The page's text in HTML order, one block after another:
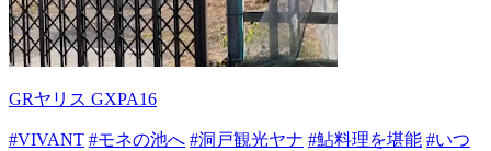
GRヤリス GXPA16
#VIVANT #モネの池へ #洞戸観光ヤナ #鮎料理を堪能 #いつ